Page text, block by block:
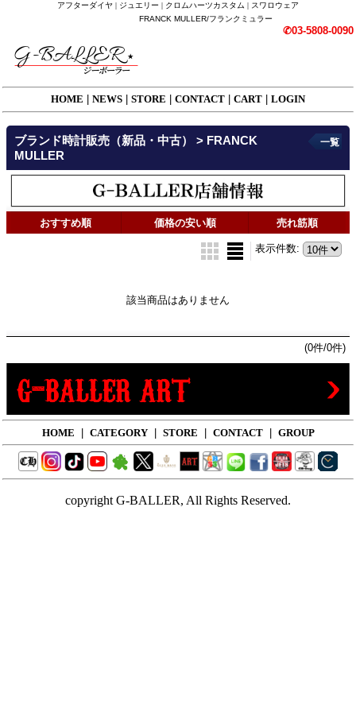
アフターダイヤ | ジュエリー | クロムハーツカスタム | スワロウェア
FRANCK MULLER/フランクミュラー
✆03-5808-0090
HOME NEWS STORE CONTACT CART LOGIN
ブランド時計販売（新品・中古） > FRANCK
MULLER
一覧
おすすめ順 価格の安い順 売れ筋順
表示件数:
該当商品はありません
(0件/0件)
HOME CATEGORY STORE CONTACT GROUP
copyright G-BALLER, All Rights Reserved.